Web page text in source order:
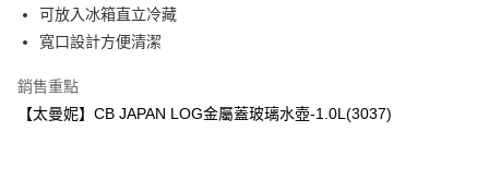
全盈+PAY
大哥付你分期
相關說明
1.本服務由台灣大哥大提供，台灣大哥大用戶可立即使用無須另外申請。
AFTEE先享後付
可放入冰箱直立冷藏
寬口設計方便清潔
銷售重點
【太曼妮】CB JAPAN LOG金屬蓋玻璃水壺-1.0L(3037)